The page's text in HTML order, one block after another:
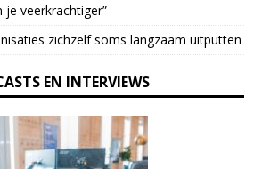
je veerkrach­tiger”
zichzelf soms langzaam uitputten
EN INTERVIEWS